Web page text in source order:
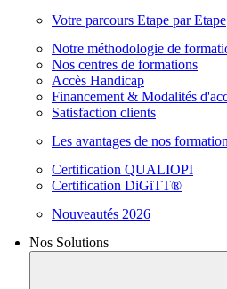
Votre parcours Etape par Etape
Notre méthodologie de
Nos centres de formations
Accès Handicap
Financement & Modalités
Satisfaction clients
Les avantages de nos
Certification QUALIOPI
Certification DiGiTT®
Nouveautés 2026
Nos Solutions